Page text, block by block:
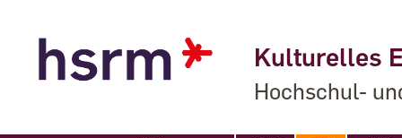
Kulturelles
Hochschul-